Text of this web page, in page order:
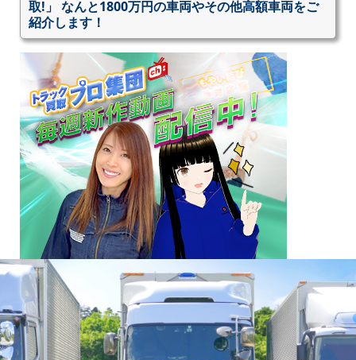
取!」 なんと1800万円の車両やその他高額車両をご
紹介します！